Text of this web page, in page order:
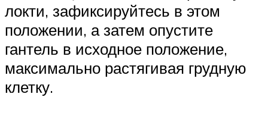
локти, зафиксируйтесь в этом
положении, а затем опустите
гантель в исходное положение,
максимально растягивая грудную
клетку.